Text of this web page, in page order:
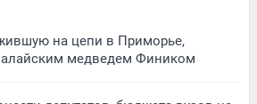
на цепи в Приморье,
медведем Фиником